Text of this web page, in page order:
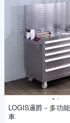
LOGIS邏爵－多功
車